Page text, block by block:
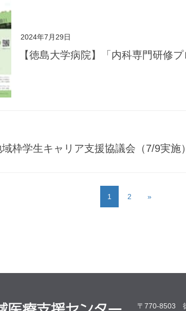
2024年7月29日
【徳島大学病院】「内科専門研修
枠学生キャリア支援協議会（7/9実施）
1 2 »
〒770-8503